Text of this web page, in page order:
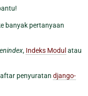
banyak pertanyaan
, Indeks Modul atau
penyuratan django-